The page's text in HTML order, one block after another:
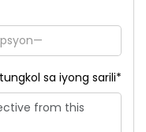
sa iyong sarili*